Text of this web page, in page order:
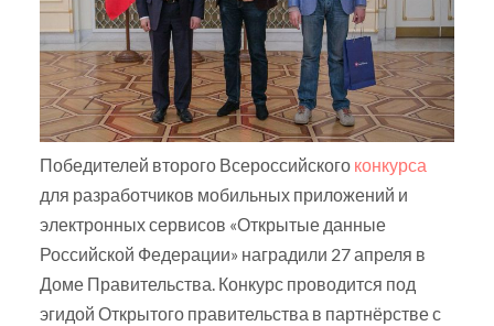
Победителей второго Всероссийского конкурса
для разработчиков мобильных приложений и
электронных сервисов «Открытые данные
Российской Федерации» наградили 27 апреля в
Доме Правительства. Конкурс проводится под
эгидой Открытого правительства в партнёрстве с